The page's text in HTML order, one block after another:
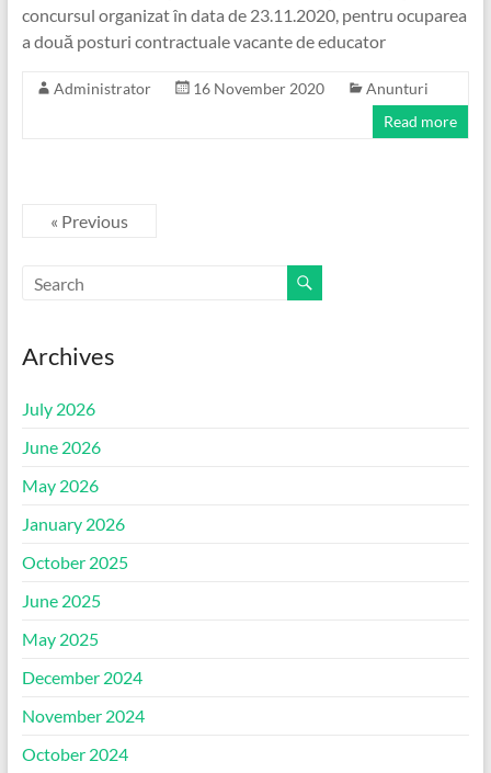
concursul organizat în data de 23.11.2020, pentru ocuparea
a două posturi contractuale vacante de educator
Administrator 16 November 2020
Anunturi
Read more
« Previous
Archives
July 2026
June 2026
May 2026
January 2026
October 2025
June 2025
May 2025
December 2024
November 2024
October 2024